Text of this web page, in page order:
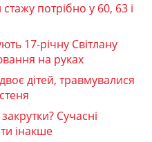
потрібно у 60, 63 і
17-річну Світлану
на руках
дітей, травмувалися
Сучасні
інакше